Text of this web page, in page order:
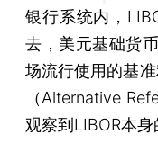
银行系统内，
去，美元基础货
场流行使用的基
（Alternative
观察到LIBOR本